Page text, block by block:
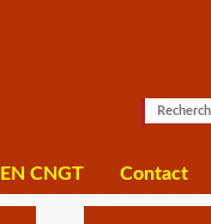
CNGT Contact